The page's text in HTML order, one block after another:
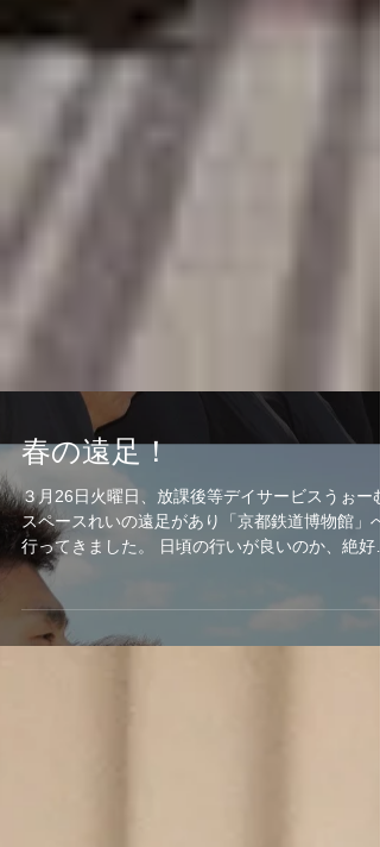
春の遠足！
３月26日火曜日、放課後等デイサービスうぉーむ
スペースれいの遠足があり「京都鉄道博物館」へ
行ってきました。 日頃の行いが良いのか、絶好
遠足日和！ 館内はとても広く、大きな電車や新
線に圧倒され、 模擬踏切にはさまれるというハ